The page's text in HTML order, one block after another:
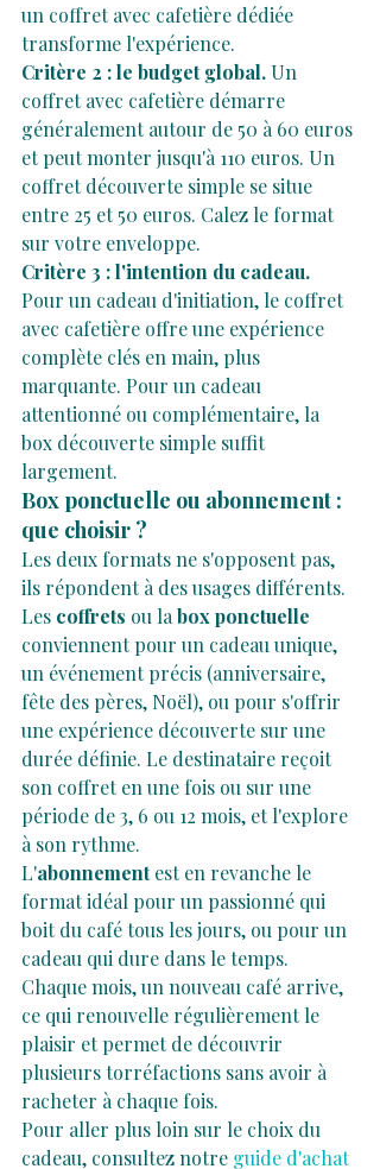
un coffret avec cafetière dédiée
transforme l'expérience.
Critère 2 : le budget global. Un
coffret avec cafetière démarre
généralement autour de 50 à 60 euros
et peut monter jusqu'à 110 euros. Un
coffret découverte simple se situe
entre 25 et 50 euros. Calez le format
sur votre enveloppe.
Critère 3 : l'intention du cadeau.
Pour un cadeau d'initiation, le coffret
avec cafetière offre une expérience
complète clés en main, plus
marquante. Pour un cadeau
attentionné ou complémentaire, la
box découverte simple suffit
largement.
Box ponctuelle ou abonnement :
que choisir ?
Les deux formats ne s'opposent pas,
ils répondent à des usages différents.
Les coffrets ou la box ponctuelle
conviennent pour un cadeau unique,
un événement précis (anniversaire,
fête des pères, Noël), ou pour s'offrir
une expérience découverte sur une
durée définie. Le destinataire reçoit
son coffret en une fois ou sur une
période de 3, 6 ou 12 mois, et l'explore
à son rythme.
L'abonnement est en revanche le
format idéal pour un passionné qui
boit du café tous les jours, ou pour un
cadeau qui dure dans le temps.
Chaque mois, un nouveau café arrive,
ce qui renouvelle régulièrement le
plaisir et permet de découvrir
plusieurs torréfactions sans avoir à
racheter à chaque fois.
Pour aller plus loin sur le choix du
cadeau, consultez notre guide d'achat